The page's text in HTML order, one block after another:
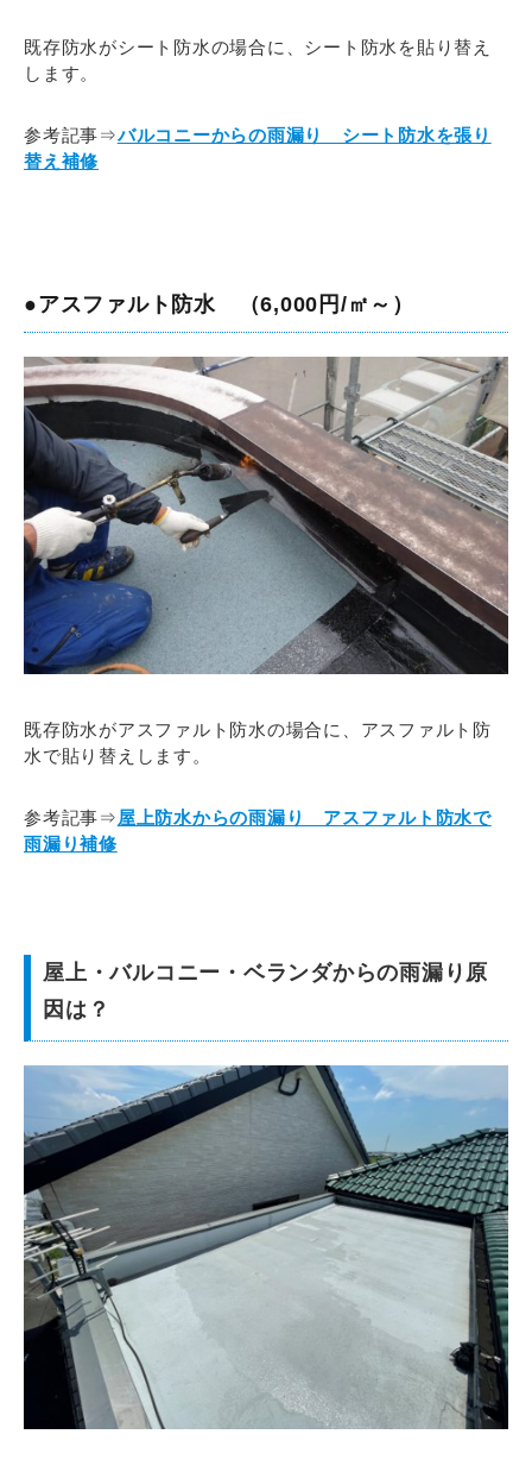
既存防水がシート防水の場合に、シート防水を貼り替え
します。
参考記事⇒バルコニーからの雨漏り シート防水を張り
替え補修
●アスファルト防水 （6,000円/㎡～）
既存防水がアスファルト防水の場合に、アスファルト防
水で貼り替えします。
参考記事⇒屋上防水からの雨漏り アスファルト防水で
雨漏り補修
屋上・バルコニー・ベランダからの雨漏り原
因は？